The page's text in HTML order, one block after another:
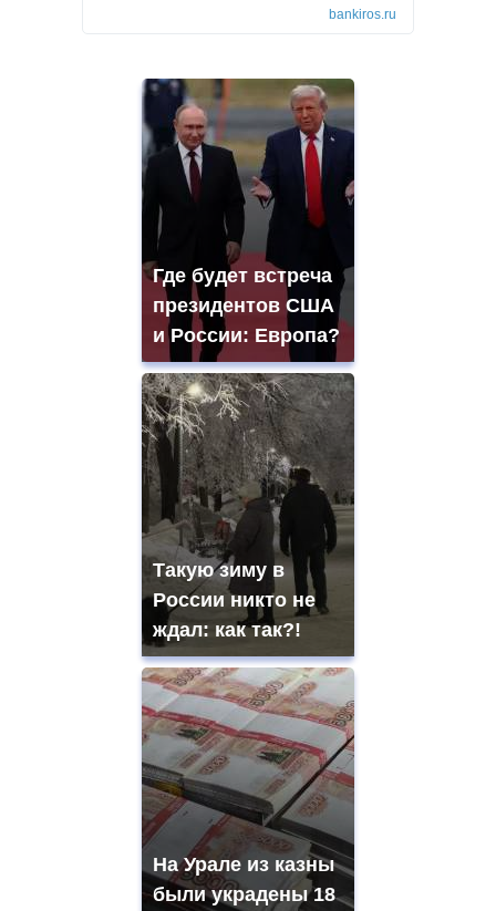
bankiros.ru
Где будет встреча
президентов США
и России: Европа?
Такую зиму в
России никто не
ждал: как так?!
На Урале из казны
были украдены 18